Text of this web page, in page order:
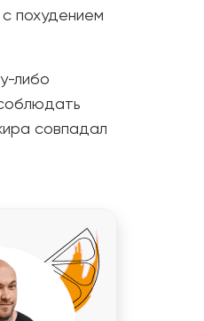
похудением
либо
совпадал